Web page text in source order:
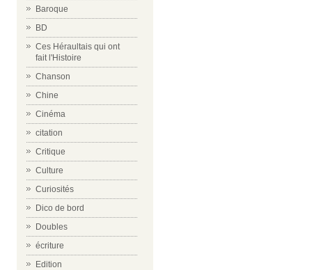
Baroque
BD
Ces Héraultais qui ont
fait l'Histoire
Chanson
Chine
Cinéma
citation
Critique
Culture
Curiosités
Dico de bord
Doubles
écriture
Edition